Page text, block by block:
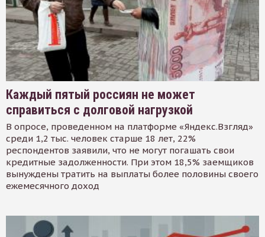
Каждый пятый россиян не может
справиться с долговой нагрузкой
В опросе, проведенном на платформе «Яндекс.Взгляд»
среди 1,2 тыс. человек старше 18 лет, 22%
респондентов заявили, что не могут погашать свои
кредитные задолженности. При этом 18,5% заемщиков
вынуждены тратить на выплаты более половины своего
ежемесячного доход